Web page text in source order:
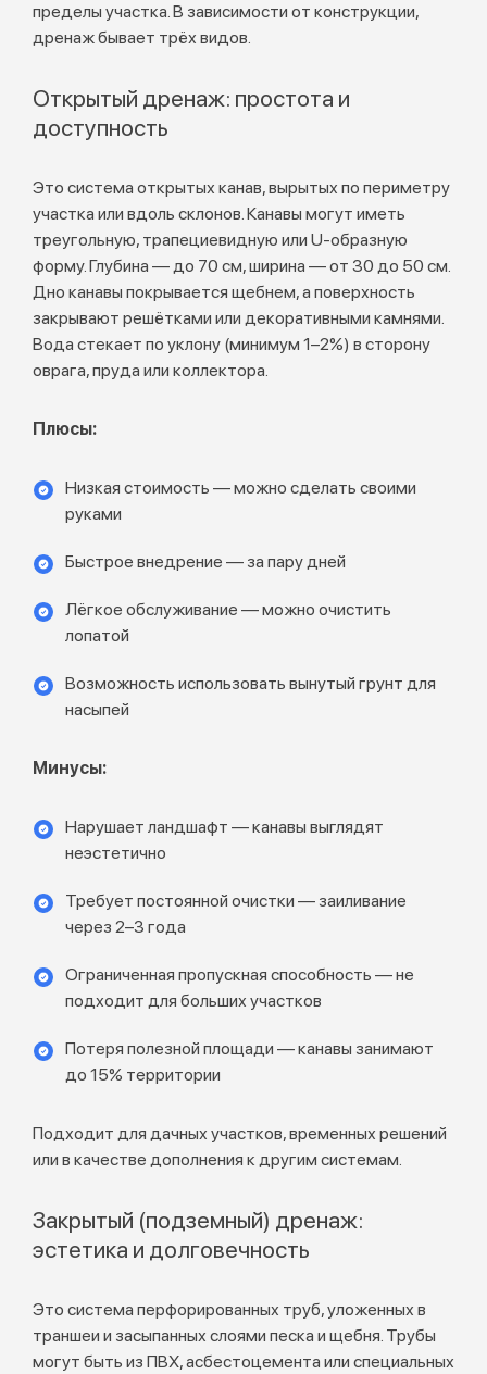
пределы участка. В зависимости от конструкции,
дренаж бывает трёх видов.
Открытый дренаж: простота и
доступность
Это система открытых канав, вырытых по периметру
участка или вдоль склонов. Канавы могут иметь
треугольную, трапециевидную или U-образную
форму. Глубина — до 70 см, ширина — от 30 до 50 см.
Дно канавы покрывается щебнем, а поверхность
закрывают решётками или декоративными камнями.
Вода стекает по уклону (минимум 1–2%) в сторону
оврага, пруда или коллектора.
Плюсы:
Низкая стоимость — можно сделать своими
руками
Быстрое внедрение — за пару дней
Лёгкое обслуживание — можно очистить
лопатой
Возможность использовать вынутый грунт для
насыпей
Минусы:
Нарушает ландшафт — канавы выглядят
неэстетично
Требует постоянной очистки — заиливание
через 2–3 года
Ограниченная пропускная способность — не
подходит для больших участков
Потеря полезной площади — канавы занимают
до 15% территории
Подходит для дачных участков, временных решений
или в качестве дополнения к другим системам.
Закрытый (подземный) дренаж:
эстетика и долговечность
Это система перфорированных труб, уложенных в
траншеи и засыпанных слоями песка и щебня. Трубы
могут быть из ПВХ, асбестоцемента или специальных